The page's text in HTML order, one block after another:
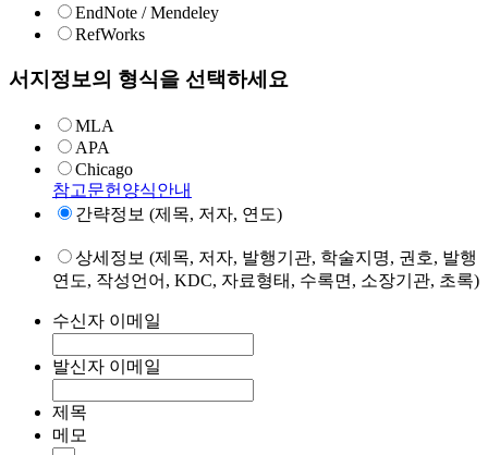
EndNote / Mendeley
RefWorks
서지정보의 형식을 선택하세요
MLA
APA
Chicago
참고문헌양식안내
간략정보 (제목, 저자, 연도)
상세정보 (제목, 저자, 발행기관, 학술지명, 권호, 발행
연도, 작성언어, KDC, 자료형태, 수록면, 소장기관, 초록)
수신자 이메일
발신자 이메일
제목
메모